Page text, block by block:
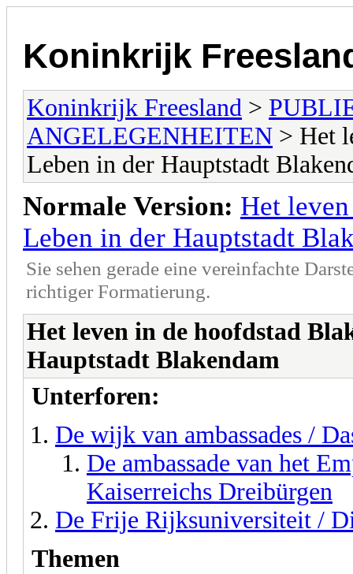
Koninkrijk
Koninkrijk Freesland >
ANGELEGENHEITEN > Het
Leben in der Hauptstadt
Normale Version: Het
Leben in der Hauptstadt
Sie sehen gerade eine vereinfachte
richtiger Formatierung.
Het leven in de hoofdstad
Hauptstadt Blakendam
Unterforen:
De wijk van ambassades /
De ambassade van het
Kaiserreichs Dreibürgen
De Frije Rijksuniversiteit /
Themen